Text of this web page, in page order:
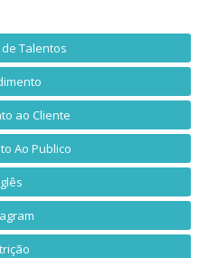
Talentos
ao Cliente
Ao Publico